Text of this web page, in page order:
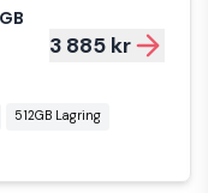
3 885 kr
512GB Lagring